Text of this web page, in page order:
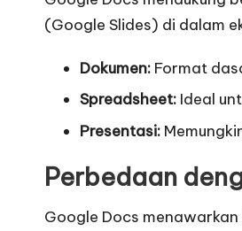
(Google Slides) di dalam
Dokumen: Format
Spreadsheet: Ideal
Presentasi:
Perbedaan
Google Docs